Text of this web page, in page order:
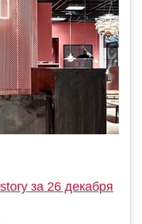
за 26 декабря